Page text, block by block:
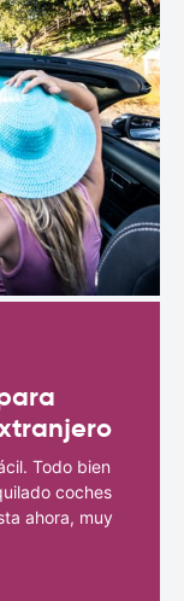
Todo bien
coches
ahora, muy